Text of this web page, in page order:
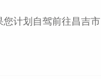
您计划自驾前往昌吉市